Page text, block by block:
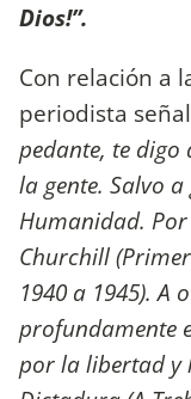
Dios!”.
Con relación a
periodista
pedante, te
la gente. Salvo
Humanidad.
Churchill
1940 a 1945).
profundamente
por la libertad y